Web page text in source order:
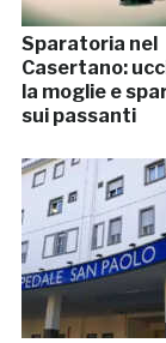
Sparatoria nel
Casertano:
la moglie e
sui passanti